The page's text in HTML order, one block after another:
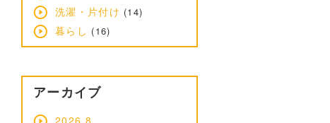
洗濯・片付け (14)
暮らし (16)
アーカイブ
2026.8